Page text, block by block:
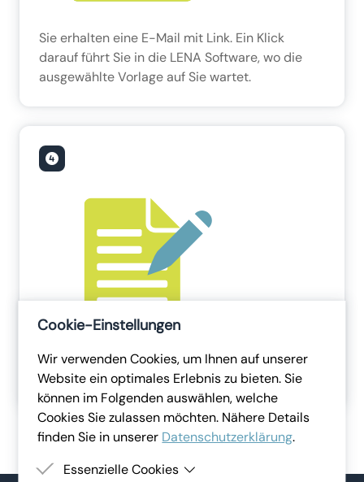
Sie erhalten eine E-Mail mit Link. Ein Klick
darauf führt Sie in die LENA Software, wo die
ausgewählte Vorlage auf Sie wartet.
Hier können Sie die Schulung bearbeiten,
ausdrucken oder weitere Vorlagen entdecken.
Cookie-Einstellungen
Wir verwenden Cookies, um Ihnen auf unserer
Website ein optimales Erlebnis zu bieten. Sie
können im Folgenden auswählen, welche
Cookies Sie zulassen möchten. Nähere Details
finden Sie in unserer Datenschutzerklärung.
Essenzielle Cookies